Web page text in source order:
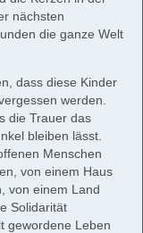
nächsten
die ganze Welt
dass diese Kinder
werden.
die Trauer das
bleiben lässt.
Menschen
von einem Haus
von einem Land
Solidarität
gewordene Leben